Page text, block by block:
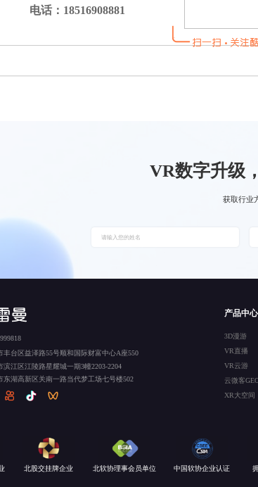
电话：18516908881
VR数字升级
获取行业
丰台区益泽路55号顺和国际财富中心A座550
滨江区江陵路星耀城一期3幢2203-2204
东湖高新区关南一路当代梦工场七号楼502
产品中心
3D漫游
VR直播
VR云游
云微客
XR大空间
北股交挂牌企业 北软协理事会员单位 中国软协企业认证